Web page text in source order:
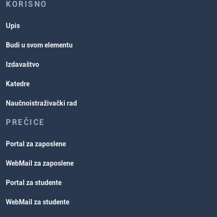
KORISNO
Upis
Budi u svom elementu
Izdavaštvo
Katedre
Naučnoistraživački rad
PREČICE
Portal za zaposlene
WebMail za zaposlene
Portal za studente
WebMail za studente